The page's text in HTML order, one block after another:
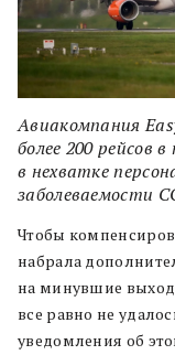
Авиакомпания
более 200 рейсов
в нехватке
заболеваемости
Чтобы
набрала
на минувшие
все равно не
уведомления об